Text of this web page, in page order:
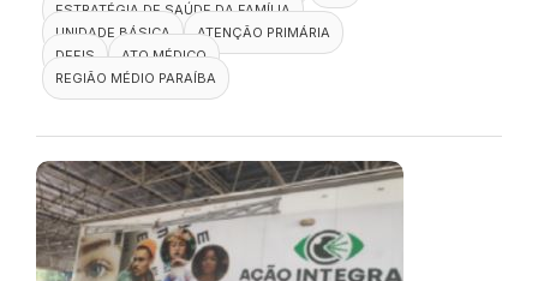
ESTRATÉGIA DE SAÚDE DA FAMÍLIA
UNIDADE BÁSICA
ATENÇÃO PRIMÁRIA
DEFIS
ATO MÉDICO
REGIÃO MÉDIO PARAÍBA